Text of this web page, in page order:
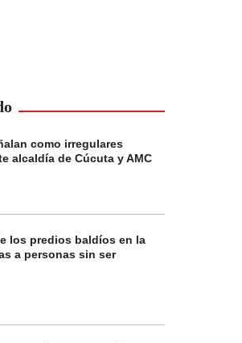
como irregulares
alcaldía de Cúcuta y AMC
los predios baldíos en la
a personas sin ser